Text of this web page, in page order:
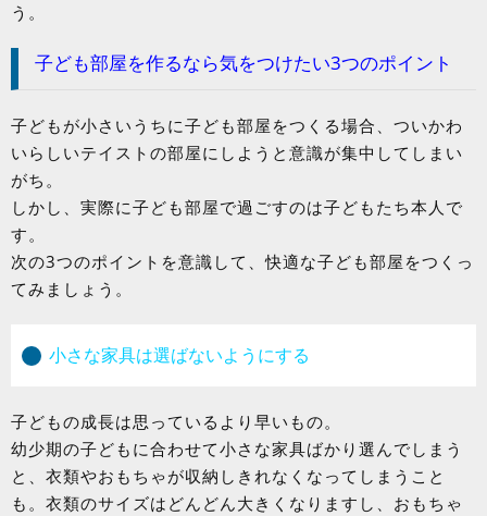
う。
子ども部屋を作るなら気をつけたい3つのポイント
子どもが小さいうちに子ども部屋をつくる場合、ついかわ
いらしいテイストの部屋にしようと意識が集中してしまい
がち。
しかし、実際に子ども部屋で過ごすのは子どもたち本人で
す。
次の3つのポイントを意識して、快適な子ども部屋をつくっ
てみましょう。
小さな家具は選ばないようにする
子どもの成長は思っているより早いもの。
幼少期の子どもに合わせて小さな家具ばかり選んでしまう
と、衣類やおもちゃが収納しきれなくなってしまうこと
も。衣類のサイズはどんどん大きくなりますし、おもちゃ